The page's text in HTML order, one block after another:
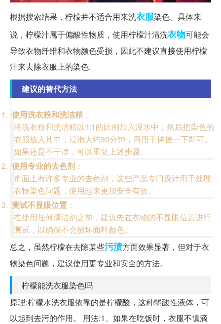
根据搜索结果，柠檬并不适合用来洗衣服染色。具体来
说，柠檬汁属于偏酸性物质，使用柠檬汁清洗衣物可能会
导致衣物纤维和衣物颜色受损，因此不建议直接使用柠檬
汁来去除衣服上的染色.
建议的替代方法
使用洗衣粉和洗洁精 ：
将洗衣粉和洗洁精以1:1的比例加入温水中，然后把染色的
衣服放入其中，浸泡大约30分钟，再用手揉搓一下即可。
如果还是不干净，可以重复上述步骤.
使用专业的去色剂 ：
市面上有许多专业的去色剂，这些产品专门设计用于处理
衣物染色问题，使用起来更加安全有效。
测试不显眼位置 ：
在使用任何清洁剂之前，建议先在衣物的不显眼位置进行
测试，以确保不会损坏面料颜色。
总之，虽然柠檬在去除某些污渍方面效果显著，但对于衣
物染色问题，建议使用更专业和安全的方法。
柠檬能洗衣服染色吗
原理:柠檬水洗衣服依靠的是柠檬酸，这种弱酸性液体，可
以起到去污的作用。 用法:1、如果在吃饭时，衣服不慎滴